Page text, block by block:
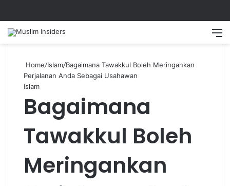
Home/Islam/Bagaimana Tawakkul Boleh Meringankan
Perjalanan Anda Sebagai Usahawan
Islam
Bagaimana
Tawakkul Boleh
Meringankan